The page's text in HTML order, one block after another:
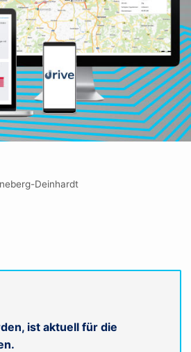
Deinhardt
ist aktuell für die